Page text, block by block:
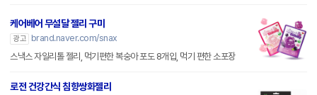
케어베어 무설달 젤리 구미
광고
brand.naver.com/snax
스낵스 자일리톨 젤리, 먹기편한 복숭아 포도 8개입, 먹기 편한 소포장
로전 건강간식 침향쌍화젤리